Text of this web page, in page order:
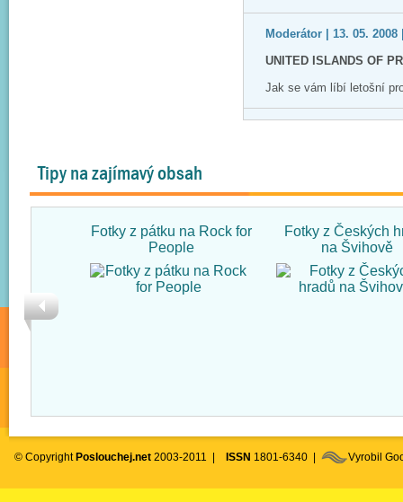
Moderátor | 13. 05. 2008
UNITED ISLANDS OF
Jak se vám líbí letošní
Tipy na zajímavý obsah
Fotky z pátku na Rock for
People
Fotky z Českých
na Švihově
© Copyright Poslouchej.net 2003-2011 | ISSN 1801-6340 | Vyrobil